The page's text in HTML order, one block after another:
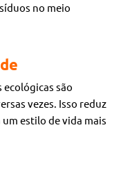
no meio
ecológicas são
vezes. Isso reduz
estilo de vida mais